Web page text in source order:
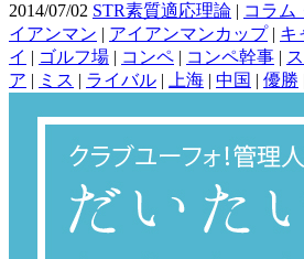
2014/07/02 STR素質適応理論 | コラム
イアンマン | アイアンマンカップ| キ
イ | ゴルフ場 | コンペ | コンペ幹事 |
ア | ミス | ライバル | 上海 | 中国 | 優勝